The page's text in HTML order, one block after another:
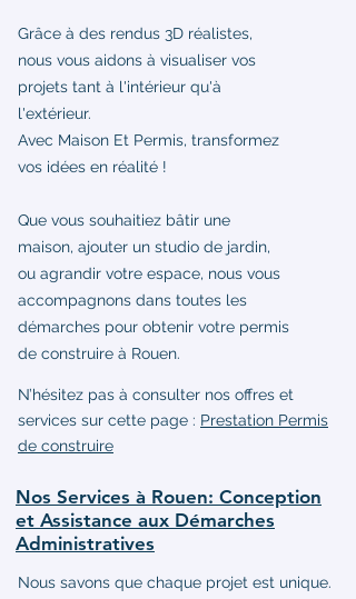
Grâce à des rendus 3D réalistes,
nous vous aidons à visualiser vos
projets tant à l'intérieur qu'à
l'extérieur.
Avec Maison Et Permis, transformez
vos idées en réalité !
Que vous souhaitiez bâtir une
maison, ajouter un studio de jardin,
ou agrandir votre espace, nous vous
accompagnons dans toutes les
démarches pour obtenir votre permis
de construire à Rouen.
N’hésitez pas à consulter nos offres et
services sur cette page : Prestation Permis
de construire
Nos Services à Rouen: Conception
et Assistance aux Démarches
Administratives
Nous savons que chaque projet est unique.